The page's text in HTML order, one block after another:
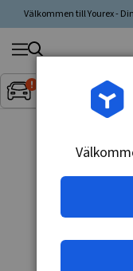
Välkommen till Yourex -
Inget
Sök
produkt,
tillverkare,